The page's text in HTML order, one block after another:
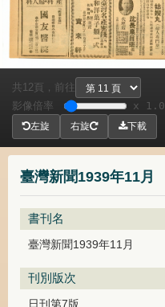
臺灣新聞1939年11月
書刊名
臺灣新聞1939年11月
刊別版次
日刊第7版
共 12頁，
前往
影像倍率
x 1.0
左旋 右旋 下載